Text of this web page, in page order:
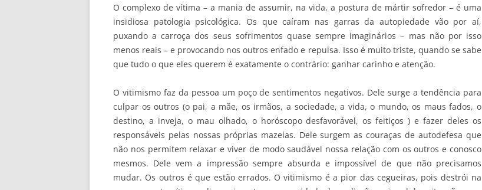
O complexo de vítima – a mania de assumir, na vida, a postura de mártir sofredor – é uma
insidiosa patologia psicológica. Os que caíram nas garras da autopiedade vão por aí,
puxando a carroça dos seus sofrimentos quase sempre imaginários – mas não por isso
menos reais – e provocando nos outros enfado e repulsa. Isso é muito triste, quando se sabe
que tudo o que eles querem é exatamente o contrário: ganhar carinho e atenção.
O vitimismo faz da pessoa um poço de sentimentos negativos. Dele surge a tendência para
culpar os outros (o pai, a mãe, os irmãos, a sociedade, a vida, o mundo, os maus fados, o
destino, a inveja, o mau olhado, o horóscopo desfavorável, os feitiços ) e fazer deles os
responsáveis pelas nossas próprias mazelas. Dele surgem as couraças de autodefesa que
não nos permitem relaxar e viver de modo saudável nossa relação com os outros e conosco
mesmos. Dele vem a impressão sempre absurda e impossível de que não precisamos
mudar. Os outros é que estão errados. O vitimismo é a pior das cegueiras, pois destrói na